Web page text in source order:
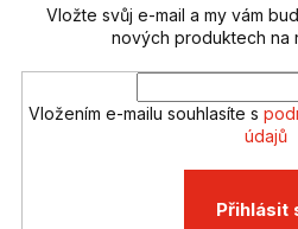
v
k
ý
p
s
Vložte svůj e-mail a my vám
nových produktech na
Vložením e-mailu souhlasíte s
údajů
Přihlásit